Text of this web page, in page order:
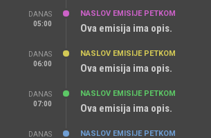
DANAS
05:00
NASLOV EMISIJE PETKOM
Ova emisija ima opis.
DANAS
06:00
NASLOV EMISIJE PETKOM
Ova emisija ima opis.
DANAS
07:00
NASLOV EMISIJE PETKOM
Ova emisija ima opis.
DANAS
NASLOV EMISIJE PETKOM